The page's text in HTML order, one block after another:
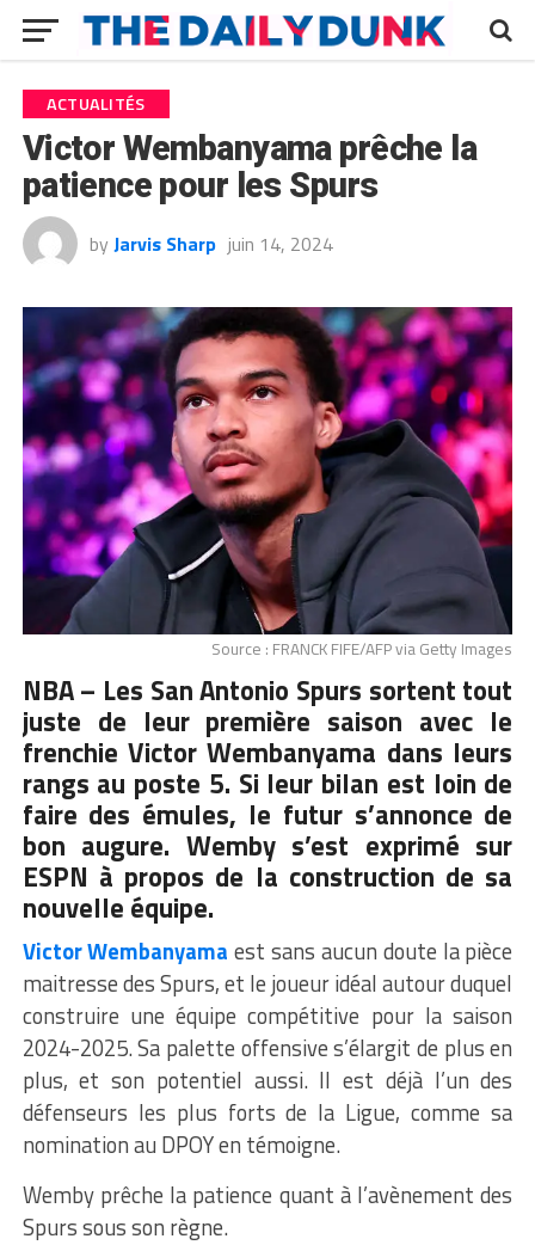
ACTUALITÉS
Victor Wembanyama prêche la
patience pour les Spurs
by Jarvis Sharp juin 14, 2024
Source : FRANCK FIFE/AFP via Getty Images
NBA – Les San Antonio Spurs sortent tout
juste de leur première saison avec le
frenchie Victor Wembanyama dans leurs
rangs au poste 5. Si leur bilan est loin de
faire des émules, le futur s’annonce de
bon augure. Wemby s’est exprimé sur
ESPN à propos de la construction de sa
nouvelle équipe.
Victor Wembanyama est sans aucun doute la pièce
maitresse des Spurs, et le joueur idéal autour duquel
construire une équipe compétitive pour la saison
2024-2025. Sa palette offensive s’élargit de plus en
plus, et son potentiel aussi. Il est déjà l’un des
défenseurs les plus forts de la Ligue, comme sa
nomination au DPOY en témoigne.
Wemby prêche la patience quant à l’avènement des
Spurs sous son règne.